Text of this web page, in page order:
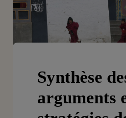
Synthèse
arguments